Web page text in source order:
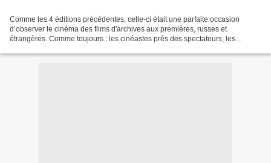
Comme les 4 éditions précédentes, celle-ci était une parfaite occasion
d’observer le cinéma des films d'archives aux premières, russes et
étrangères. Comme toujours : les cinéastes près des spectateurs, les